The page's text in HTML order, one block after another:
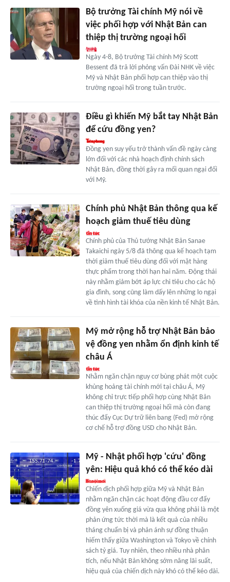
Bộ trưởng Tài chính Mỹ nói về
việc phối hợp với Nhật Bản can
thiệp thị trường ngoại hối
Ngày 4-8, Bộ trưởng Tài chính Mỹ Scott
Bessent đã trả lời phỏng vấn Đài NHK về việc
Mỹ và Nhật Bản phối hợp can thiệp vào thị
trường ngoại hối trong tuần trước.
Điều gì khiến Mỹ bắt tay Nhật Bản
để cứu đồng yen?
Đồng yen suy yếu trở thành vấn đề ngày càng
lớn đối với các nhà hoạch định chính sách
Nhật Bản, đồng thời gây ra mối quan ngại đối
với Mỹ.
Chính phủ Nhật Bản thông qua kế
hoạch giảm thuế tiêu dùng
Chính phủ của Thủ tướng Nhật Bản Sanae
Takaichi ngày 5/8 đã thông qua kế hoạch tạm
thời giảm thuế tiêu dùng đối với mặt hàng
thực phẩm trong thời hạn hai năm. Động thái
này nhằm giảm bớt áp lực chi tiêu cho các hộ
gia đình, song cũng làm dấy lên những lo ngại
về tình hình tài khóa của nền kinh tế Nhật Bản.
Mỹ mở rộng hỗ trợ Nhật Bản bảo
vệ đồng yen nhằm ổn định kinh tế
châu Á
Nhằm ngăn chặn nguy cơ bùng phát một cuộc
khủng hoảng tài chính mới tại châu Á, Mỹ
không chỉ trực tiếp phối hợp cùng Nhật Bản
can thiệp thị trường ngoại hối mà còn đang
thúc đẩy Cục Dự trữ liên bang (Fed) mở rộng
cơ chế hỗ trợ đồng USD cho Nhật Bản.
Mỹ - Nhật phối hợp 'cứu' đồng
yên: Hiệu quả khó có thể kéo dài
Chiến dịch phối hợp giữa Mỹ và Nhật Bản
nhằm ngăn chặn các hoạt động đầu cơ đẩy
đồng yên xuống giá vừa qua không phải là một
phản ứng tức thời mà là kết quả của nhiều
tháng chuẩn bị và phản ánh sự đồng thuận
hiếm thấy giữa Washington và Tokyo về chính
sách tỷ giá. Tuy nhiên, theo nhiều nhà phân
tích, nếu Nhật Bản không sớm nâng lãi suất,
hiệu quả của chiến dịch này khó có thể kéo dài.